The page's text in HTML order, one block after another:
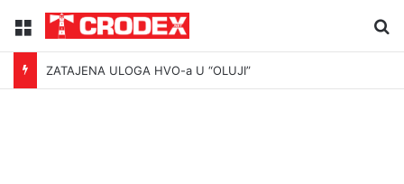
Menu
ZATAJENA ULOGA HVO-a U “OLUJI”